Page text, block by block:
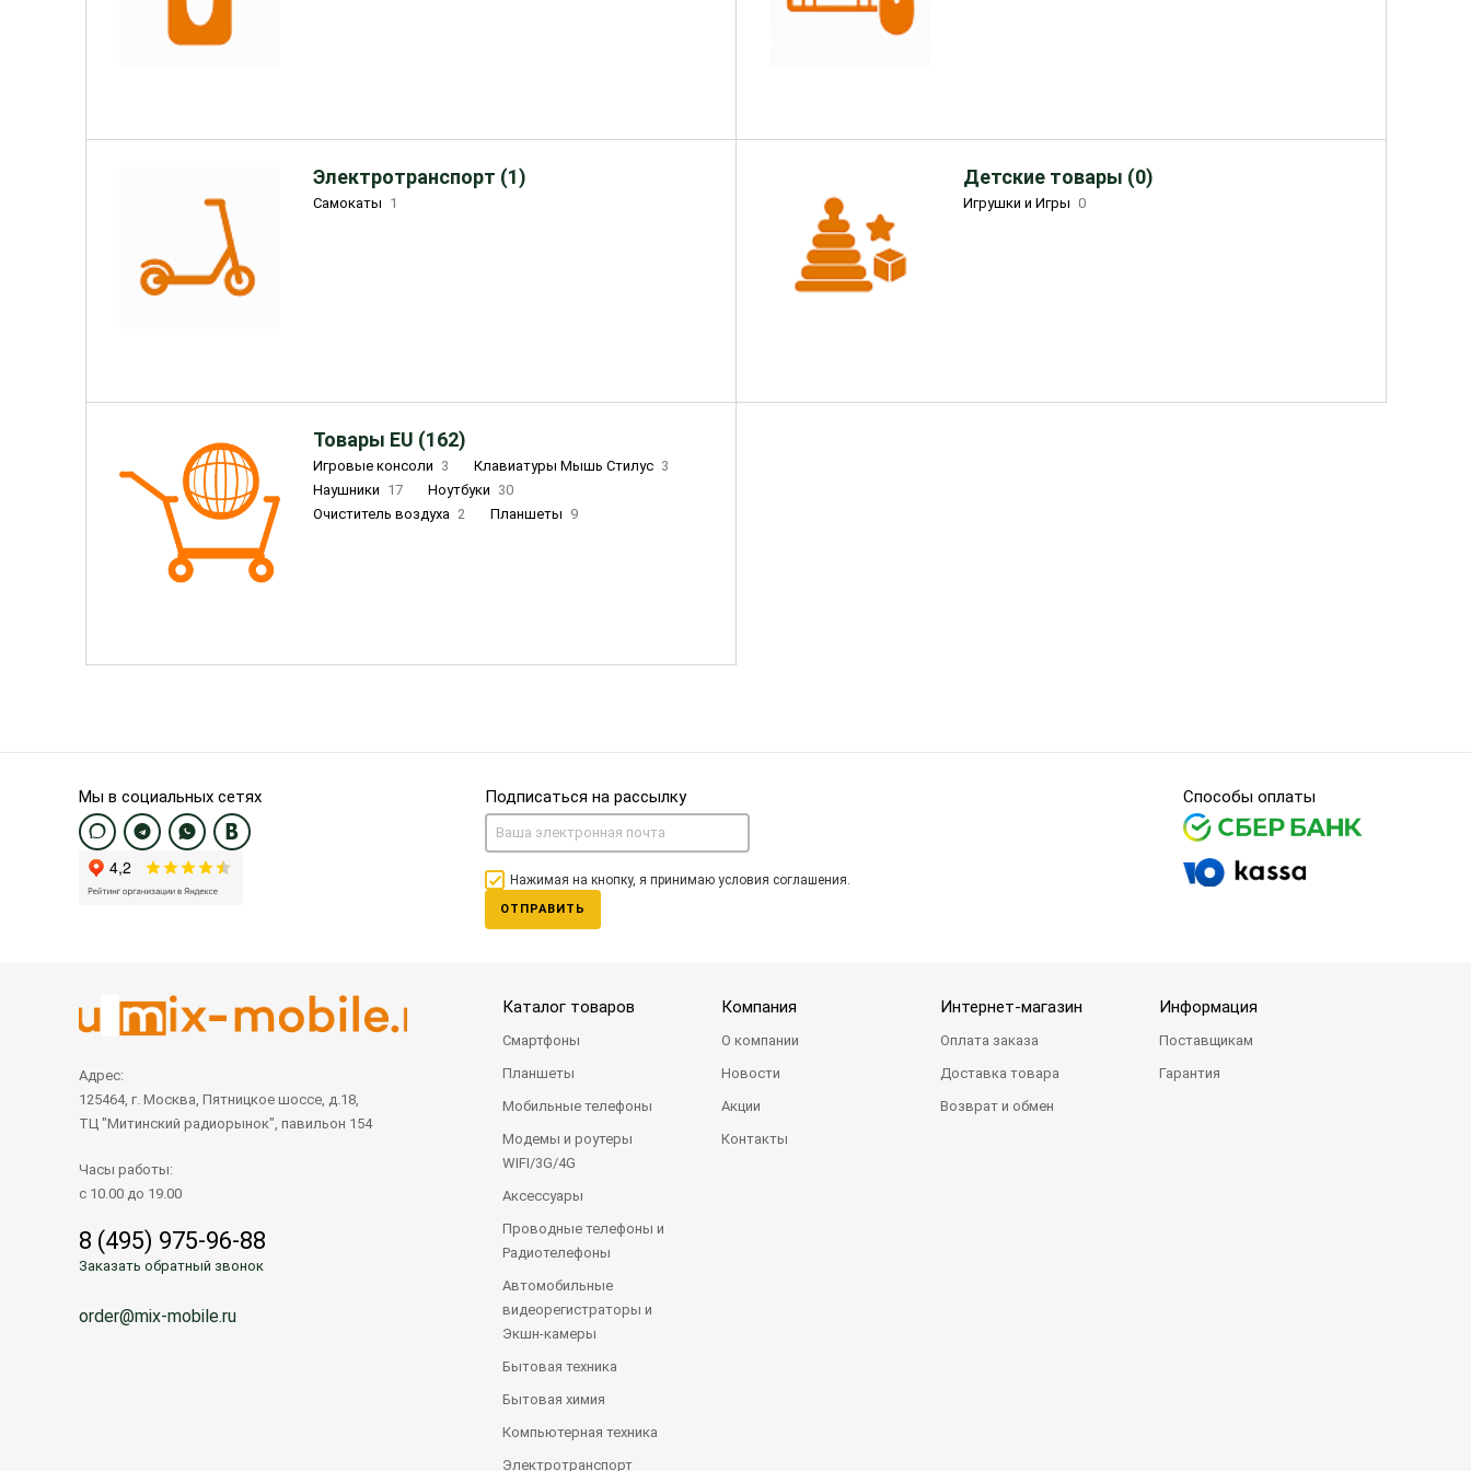
Электротранспорт (1)
Самокаты 1
Детские товары (0)
Игрушки и Игры 0
Товары EU (162)
Игровые консоли 3 Клавиатуры Мышь Стилус 3
Наушники 17 Ноутбуки 30
Очиститель воздуха 2 Планшеты 9
Мы в социальных сетях Подписаться на рассылку
Нажимая на кнопку, я принимаю условия соглашения.
ОТПРАВИТЬ
Способы оплаты
Адрес:
125464, г. Москва, Пятницкое шоссе, д.18,
ТЦ "Митинский радиорынок", павильон 154
Часы работы:
с 10.00 до 19.00
8 (495) 975-96-88
Заказать обратный звонок
order@mix-mobile.ru
Каталог товаров
Смартфоны
Планшеты
Мобильные телефоны
Модемы и роутеры
WIFI/3G/4G
Аксессуары
Проводные телефоны и
Радиотелефоны
Автомобильные
видеорегистраторы и
Экшн-камеры
Бытовая техника
Бытовая химия
Компьютерная техника
Электротранспорт
Компания
О компании
Новости
Акции
Контакты
Интернет-магазин
Оплата заказа
Доставка товара
Возврат и обмен
Информация
Поставщикам
Гарантия